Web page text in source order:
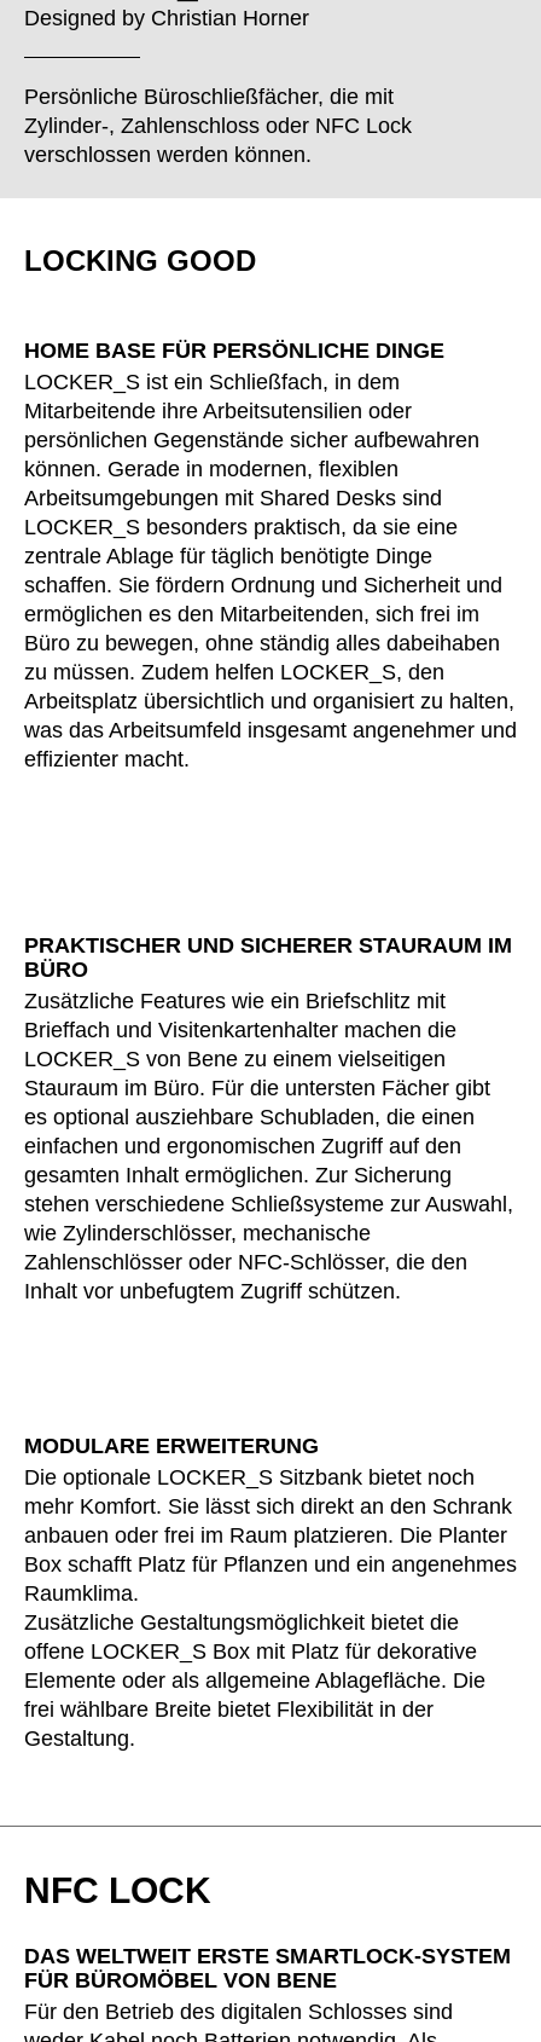
Finnland (FI)
Griechenland (GR)
Großbritannien(GB)
Indien(IN)
Irland(IE)
Israel (IL)
Italien(IT)
Japan(JP)
Jordanien(JO)
Kanada(CA)
Kasachstan
Kenia(KE)
Kroatien(HR)
Kuwait(KW)
Lettland(LV)
Liechtenstein
Neuseeland (NZ)
Niederlande (NL)
Nigeria (NG)
Nordirland (UK)(GB)
Norwegen (NO)
Oman
Philippinen(PH)
Polen(PL)
Portugal(PT)
Qatar(QA)
Rest der Welt()
Schweden (SE)
Schweiz(CH)
Senegal(SN)
Serbien (RS)
Singapur
Slowakei (SK)
Slowenien(SI)
Spanien(ES)
Südafrika
Tansania(TZ)
Tschechische Republik
Ukraine(UA)
Ungarn(HU)
Designed by Christian Horner
Persönliche Büroschließfächer, die mit
Zylinder-, Zahlenschloss oder NFC Lock
verschlossen werden können.
LOCKING GOOD
HOME BASE FÜR PERSÖNLICHE DINGE
LOCKER_S ist ein Schließfach, in dem
Mitarbeitende ihre Arbeitsutensilien oder
persönlichen Gegenstände sicher aufbewahren
können. Gerade in modernen, flexiblen
Arbeitsumgebungen mit Shared Desks sind
LOCKER_S besonders praktisch, da sie eine
zentrale Ablage für täglich benötigte Dinge
schaffen. Sie fördern Ordnung und Sicherheit und
ermöglichen es den Mitarbeitenden, sich frei im
Büro zu bewegen, ohne ständig alles dabeihaben
zu müssen. Zudem helfen LOCKER_S, den
Arbeitsplatz übersichtlich und organisiert zu halten,
was das Arbeitsumfeld insgesamt angenehmer und
effizienter macht.
PRAKTISCHER UND SICHERER STAURAUM IM
BÜRO
Zusätzliche Features wie ein Briefschlitz mit
Brieffach und Visitenkartenhalter machen die
LOCKER_S von Bene zu einem vielseitigen
Stauraum im Büro. Für die untersten Fächer gibt
es optional ausziehbare Schubladen, die einen
einfachen und ergonomischen Zugriff auf den
gesamten Inhalt ermöglichen. Zur Sicherung
stehen verschiedene Schließsysteme zur Auswahl,
wie Zylinderschlösser, mechanische
Zahlenschlösser oder NFC-Schlösser, die den
Inhalt vor unbefugtem Zugriff schützen.
MODULARE ERWEITERUNG
Die optionale LOCKER_S Sitzbank bietet noch
mehr Komfort. Sie lässt sich direkt an den Schrank
anbauen oder frei im Raum platzieren. Die Planter
Box schafft Platz für Pflanzen und ein angenehmes
Raumklima.
Zusätzliche Gestaltungsmöglichkeit bietet die
offene LOCKER_S Box mit Platz für dekorative
Elemente oder als allgemeine Ablagefläche. Die
frei wählbare Breite bietet Flexibilität in der
Gestaltung.
NFC LOCK
DAS WELTWEIT ERSTE SMARTLOCK-SYSTEM
FÜR BÜROMÖBEL VON BENE
Für den Betrieb des digitalen Schlosses sind